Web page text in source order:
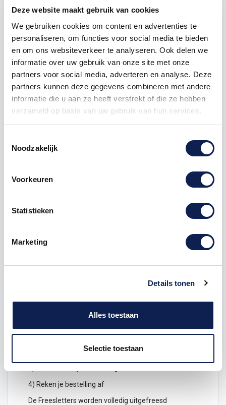
Deze website maakt gebruik van cookies
We gebruiken cookies om content en advertenties te
personaliseren, om functies voor social media te bieden
en om ons websiteverkeer te analyseren. Ook delen we
informatie over uw gebruik van onze site met onze
partners voor social media, adverteren en analyse. Deze
partners kunnen deze gegevens combineren met andere
informatie die u aan ze heeft verstrekt of die ze hebben
verzameld op basis van uw gebruik van hun services.
Noodzakelijk
Voorkeuren
Statistieken
Marketing
Details tonen
Alles toestaan
Selectie toestaan
200 € 0,88 € 175,00
500 € 0,70 € 525,00
750
Bruin
5cm tot een hoogte van 80cm, de dikte van de letter
houtsoort, maar is niet geschikt voor buitengebruik.
1) Geef aan welke formaat je wenst te ontvangen, de
aantal letters aan
4) Reken je bestelling af
De Freesletters worden volledig uitgefreesd